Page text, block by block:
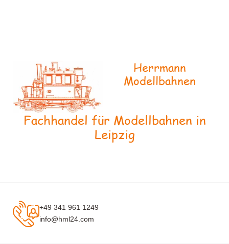
Herrmann
Modellbahnen
Fachhandel für Modellbahnen in
Leipzig
+49 341 961 1249
info@hml24.com